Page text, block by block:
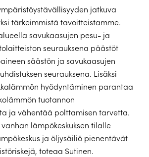
jatkuva
tärkeimmistä tavoitteistamme.
savukaasujen pesu- ja
seurauksena päästöt
säästön ja savukaasujen
seurauksena. Lisäksi
hyödyntäminen parantaa
tuotannon
ja vähentää polttamisen tarvetta.
lämpökeskuksen tilalle
ja öljysäiliö pienentävät
toteaa Sutinen.